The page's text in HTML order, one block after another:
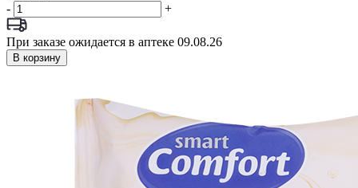
-
+
При заказе ожидается в аптеке 09.08.26
В корзину